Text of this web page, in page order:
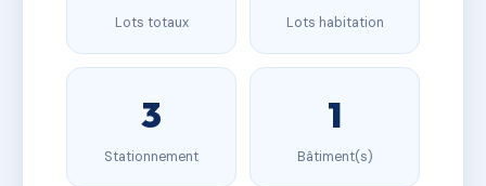
Lots totaux Lots habitation
3
Stationnement
1
Bâtiment(s)